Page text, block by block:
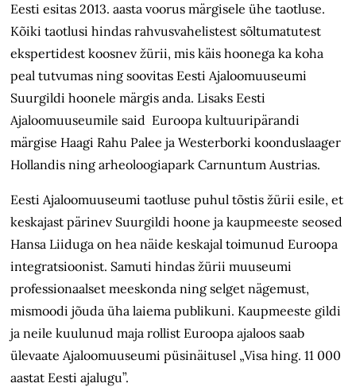
Eesti esitas 2013. aasta voorus märgisele ühe taotluse.
Kõiki taotlusi hindas rahvusvahelistest sõltumatutest
ekspertidest koosnev žürii, mis käis hoonega ka koha
peal tutvumas ning soovitas Eesti Ajaloomuuseumi
Suurgildi hoonele märgis anda. Lisaks Eesti
Ajaloomuuseumile said Euroopa kultuuripärandi
märgise Haagi Rahu Palee ja Westerborki koonduslaager
Hollandis ning arheoloogiapark Carnuntum Austrias.
Eesti Ajaloomuuseumi taotluse puhul tõstis žürii esile, et
keskajast pärinev Suurgildi hoone ja kaupmeeste seosed
Hansa Liiduga on hea näide keskajal toimunud Euroopa
integratsioonist. Samuti hindas žürii muuseumi
professionaalset meeskonda ning selget nägemust,
mismoodi jõuda üha laiema publikuni. Kaupmeeste gildi
ja neile kuulunud maja rollist Euroopa ajaloos saab
ülevaate Ajaloomuuseumi püsinäitusel „Visa hing. 11 000
aastat Eesti ajalugu”.